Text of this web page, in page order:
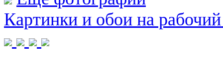
Картинки и обои на